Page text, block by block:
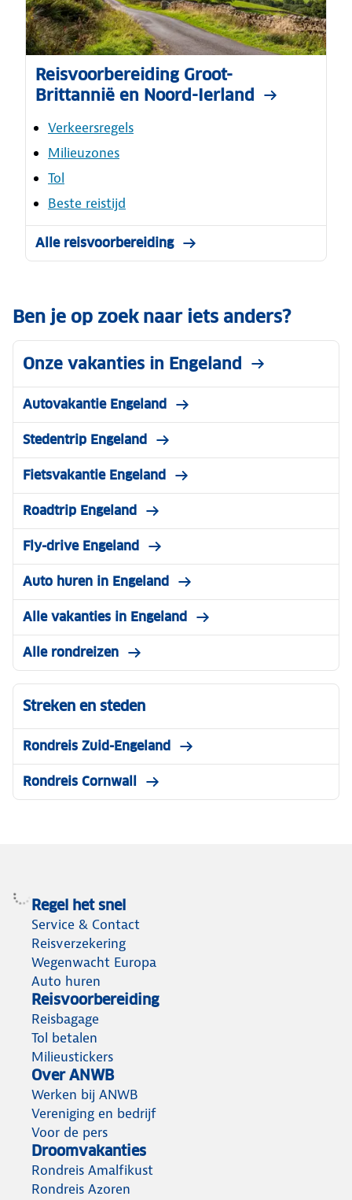
Reisvoorbereiding Groot-
Brittannië en Noord-Ierland
Verkeersregels
Milieuzones
Tol
Beste reistijd
Alle reisvoorbereiding
Ben je op zoek naar iets anders?
Onze vakanties in Engeland
Autovakantie Engeland
Stedentrip Engeland
Fietsvakantie Engeland
Roadtrip Engeland
Fly-drive Engeland
Auto huren in Engeland
Alle vakanties in Engeland
Alle rondreizen
Streken en steden
Rondreis Zuid-Engeland
Rondreis Cornwall
Regel het snel
Service & Contact
Reisverzekering
Wegenwacht Europa
Auto huren
Reisvoorbereiding
Reisbagage
Tol betalen
Milieustickers
Over ANWB
Werken bij ANWB
Vereniging en bedrijf
Voor de pers
Droomvakanties
Rondreis Amalfikust
Rondreis Azoren